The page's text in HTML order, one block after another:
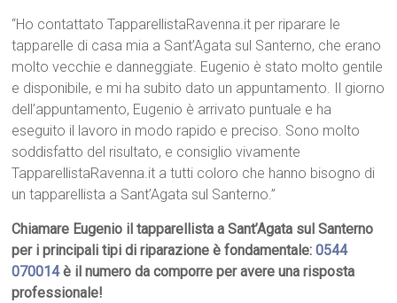
“Ho contattato TapparellistaRavenna.it per riparare le
tapparelle di casa mia a Sant’Agata sul Santerno, che erano
molto vecchie e danneggiate. Eugenio è stato molto gentile
e disponibile, e mi ha subito dato un appuntamento. Il giorno
dell’appuntamento, Eugenio è arrivato puntuale e ha
eseguito il lavoro in modo rapido e preciso. Sono molto
soddisfatto del risultato, e consiglio vivamente
TapparellistaRavenna.it a tutti coloro che hanno bisogno di
un tapparellista a Sant’Agata sul Santerno.”
Chiamare Eugenio il tapparellista a Sant’Agata sul Santerno
per i principali tipi di riparazione è fondamentale:0544
070014è il numero da comporre per avere una risposta
professionale!